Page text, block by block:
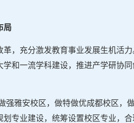
局
，充分激发教育事业发展生机活
和一流学科建设，推进产学研协
强雅安校区，做特做优成都校区，
专业建设，统筹设置校区专业，